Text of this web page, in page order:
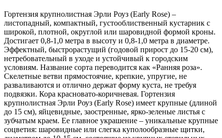
Гортензия крупнолистная Эрли Роуз (Early Rose) –
листопадный, компактный, густооблиственный кустарник с
широкой, плотной, округлой или шаровидной формой кроны.
Достигает 0,8-1,0 метра в высоту и 0,8-1,0 метра в диаметре.
Эффектный, быстрорастущий (годовой прирост до 15-20 см),
нетребовательный в уходе и устойчивый к городским
условиям. Название сорта переводится как «Ранняя роза».
Скелетные ветви прямостоячие, крепкие, упругие, не
разваливаются и отлично держат форму куста, не требуя
подвязки. Кора красновато-коричневая. Гортензия
крупнолистная Эрли Роуз (Early Rose) имеет крупные (длиной
до 15 см), яйцевидные, заостренные, ярко-зеленые листья с
зубчатым краем. Ее главное украшение – уникальные крупные
соцветия: шаровидные или слегка куполообразные щитки,